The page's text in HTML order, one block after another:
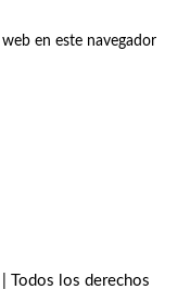
en este navegador
Todos los derechos